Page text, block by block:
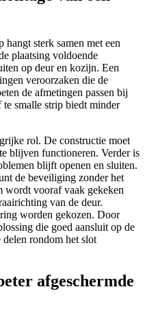
sterk samen met een
plaatsing voldoende
op deur en kozijn. Een
veroorzaken die de
de afmetingen passen bij
te smalle strip biedt minder
rol. De constructie moet
blijven functioneren. Verder is
blijft openen en sluiten.
de beveiliging zonder het
wordt vooraf vaak gekeken
van de deur.
worden gekozen. Door
die goed aansluit op de
delen rondom het slot
afgeschermde